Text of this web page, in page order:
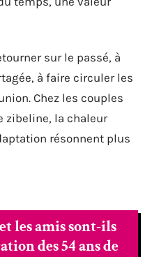
sur le passé, à
à faire circuler les
Chez les couples
zibeline, la chaleur
résonnent plus
les amis sont-ils
des 54 ans de